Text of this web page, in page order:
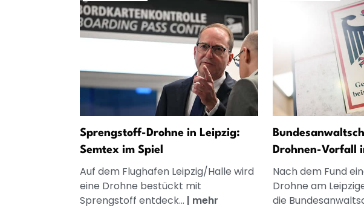
Sprengstoff-Drohne in Leipzig:
Semtex im Spiel
Auf dem Flughafen Leipzig/Halle wird
eine Drohne bestückt mit
Sprengstoff entdeck... | mehr
Drohnen-Vorfall
Nach dem Fund
Drohne am
die